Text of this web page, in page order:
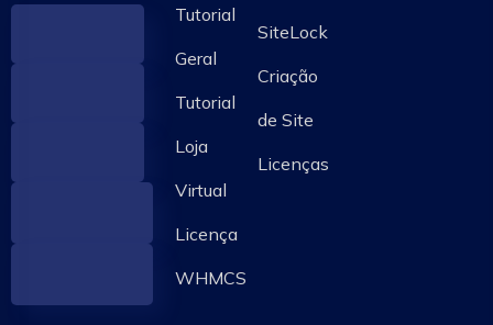
Tutorial
Geral
Tutorial
Loja
Virtual
Licença
WHMCS
SiteLock
Criação
de Site
Licenças